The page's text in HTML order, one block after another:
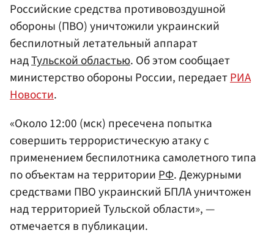
Российские средства противовоздушной
обороны (ПВО) уничтожили украинский
беспилотный летательный аппарат
надТульской областью. Об этом сообщает
министерство обороны России, передаетРИА
Новости.
«Около 12:00 (мск) пресечена попытка
совершить террористическую атаку c
применением беспилотника самолетного типа
по объектам на территорииРФ. Дежурными
средствами ПВО украинский БПЛА уничтожен
над территорией Тульской области», —
отмечается в публикации.